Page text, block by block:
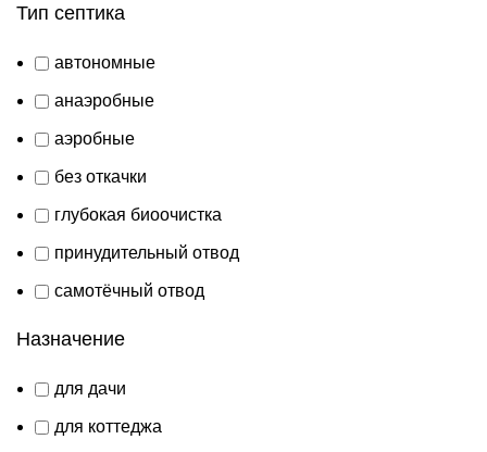
Тип септика
автономные
анаэробные
аэробные
без откачки
глубокая биоочистка
принудительный отвод
самотёчный отвод
Назначение
для дачи
для коттеджа